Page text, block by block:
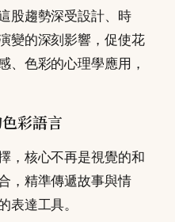
股趨勢深受設計、時
變的深刻影響，促使花
、色彩的心理學應用，
彩語言
，核心不再是視覺的和
，精準傳遞故事與情
表達工具。